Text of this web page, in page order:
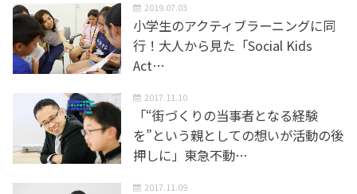
2019.07.03
小学生のアクティブラーニングに同
行！大人から見た「Social Kids
Act…
2017.11.10
「“街づくりの当事者となる経験
を”という親としての想いが活動の後
押しに」東急不動…
2017.11.09